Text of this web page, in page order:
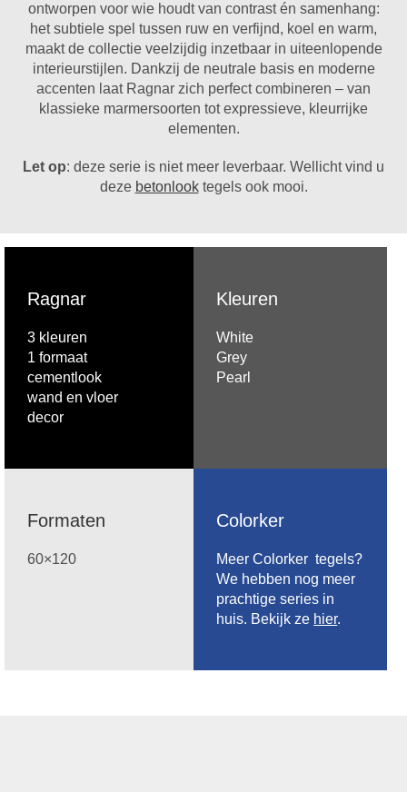
ontworpen voor wie houdt van contrast én samenhang:
het subtiele spel tussen ruw en verfijnd, koel en warm,
maakt de collectie veelzijdig inzetbaar in uiteenlopende
interieurstijlen. Dankzij de neutrale basis en moderne
accenten laat Ragnar zich perfect combineren – van
klassieke marmersoorten tot expressieve, kleurrijke
elementen.
Let op: deze serie is niet meer leverbaar. Wellicht vind u
deze betonlooktegels ook mooi.
Ragnar
3 kleuren
1 formaat
cementlook
wand en vloer
decor
Kleuren
White
Grey
Pearl
Formaten
60×120
Colorker
Meer Colorker tegels?
We hebben nog meer
prachtige series in
huis. Bekijk ze hier.